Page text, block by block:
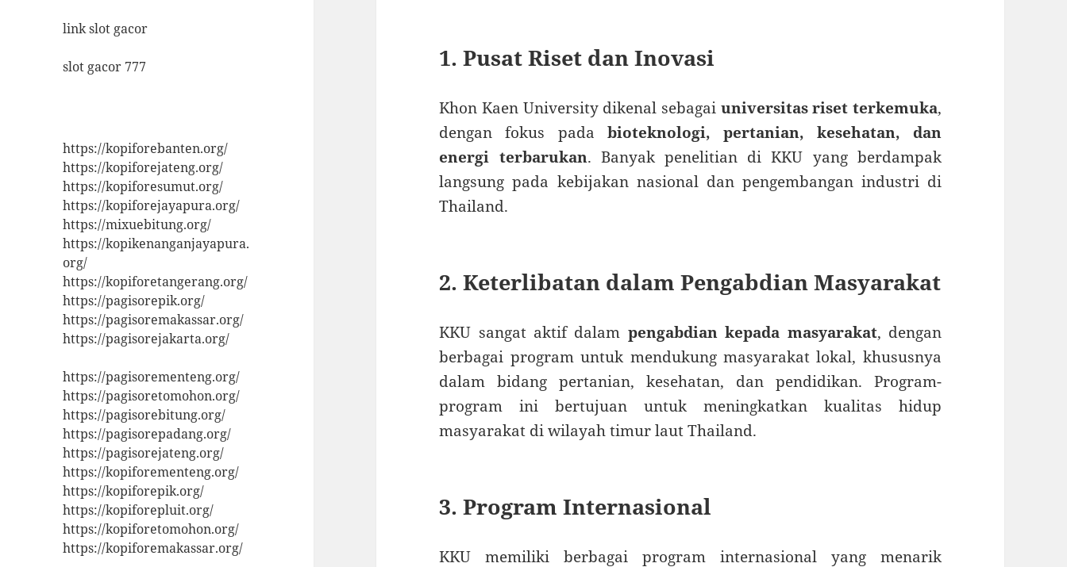
link slot gacor
slot gacor 777
https://kopiforebanten.org/
https://kopiforejateng.org/
https://kopiforesumut.org/
https://kopiforejayapura.org/
https://mixuebitung.org/
https://kopikenanganjayapura.
org/
https://kopiforetangerang.org/
https://pagisorepik.org/
https://pagisoremakassar.org/
https://pagisorejakarta.org/
https://pagisorementeng.org/
https://pagisoretomohon.org/
https://pagisorebitung.org/
https://pagisorepadang.org/
https://pagisorejateng.org/
https://kopiforementeng.org/
https://kopiforepik.org/
https://kopiforepluit.org/
https://kopiforetomohon.org/
https://kopiforemakassar.org/
1. Pusat Riset dan Inovasi
Khon Kaen University dikenal sebagai universitas riset terkemuka,
dengan fokus pada bioteknologi, pertanian, kesehatan, dan
energi terbarukan. Banyak penelitian di KKU yang berdampak
langsung pada kebijakan nasional dan pengembangan industri di
Thailand.
2. Keterlibatan dalam Pengabdian Masyarakat
KKU sangat aktif dalam pengabdian kepada masyarakat, dengan
berbagai program untuk mendukung masyarakat lokal, khususnya
dalam bidang pertanian, kesehatan, dan pendidikan. Program-
program ini bertujuan untuk meningkatkan kualitas hidup
masyarakat di wilayah timur laut Thailand.
3. Program Internasional
KKU memiliki berbagai program internasional yang menarik